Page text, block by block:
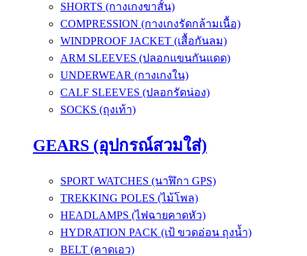
SHORTS (กางเกงขาสั้น)
COMPRESSION (กางเกงรัดกล้ามเนื้อ)
WINDPROOF JACKET (เสื้อกันลม)
ARM SLEEVES (ปลอกแขนกันแดด)
UNDERWEAR (กางเกงใน)
CALF SLEEVES (ปลอกรัดน่อง)
SOCKS (ถุงเท้า)
GEARS (อุปกรณ์สวมใส่)
SPORT WATCHES (นาฬิกา GPS)
TREKKING POLES (ไม้โพล)
HEADLAMPS (ไฟฉายคาดหัว)
HYDRATION PACK (เป้ ขวดอ่อน ถุงน้ำ)
BELT (คาดเอว)